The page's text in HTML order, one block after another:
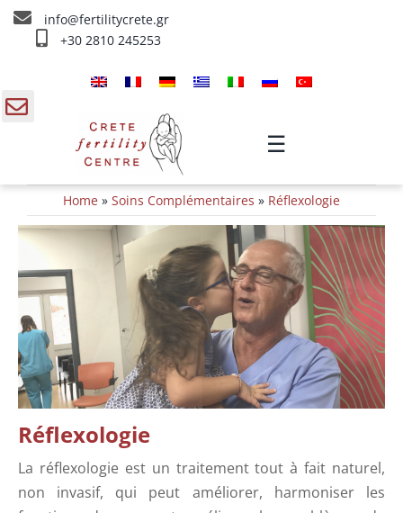
Skip
info@fertilitycrete.gr
+30 2810 245253
☰
À propos de nous
Fecondation traitements
Rajeunissement et Fertilité
IV traitements
Info
Contact
Home » Soins Complémentaires » Réflexologie
Réflexologie
La réflexologie est un traitement tout à fait naturel,
non invasif, qui peut améliorer, harmoniser les